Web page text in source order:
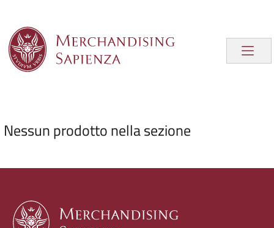
Nessun prodotto nella sezione